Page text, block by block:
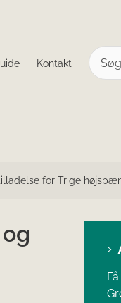
Kontakt
for Trige